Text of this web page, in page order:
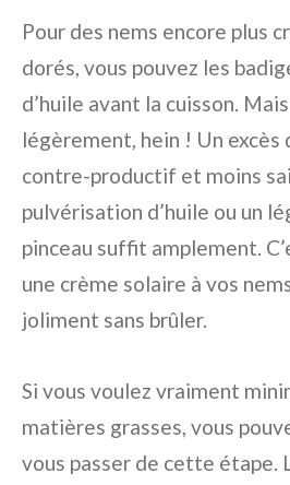
Pour des nems encore plus
dorés, vous pouvez les
d’huile avant la cuisson.
légèrement, hein ! Un excès
contre-productif et moins
pulvérisation d’huile ou un
pinceau suffit amplement.
une crème solaire à vos
joliment sans brûler.
Si vous voulez vraiment
matières grasses, vous
vous passer de cette étape.